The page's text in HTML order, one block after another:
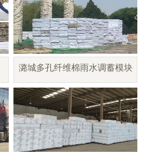
潞城多孔纤维棉雨水调蓄模块